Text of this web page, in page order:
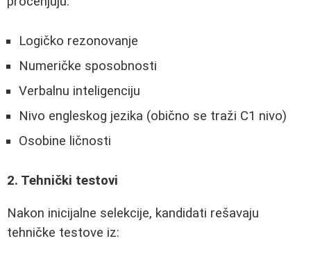
Logičko rezonovanje
Numeričke sposobnosti
Verbalnu inteligenciju
Nivo engleskog jezika (obično se traži C1 nivo)
Osobine ličnosti
2. Tehnički testovi
Nakon inicijalne selekcije, kandidati rešavaju
tehničke testove iz: